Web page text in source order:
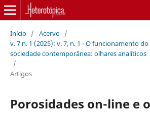
Início / Acervo /
v. 7 n. 1 (2025): v. 7, n. 1 - O funcionamento
sociedade contemporânea: olhares analíticos
/
Artigos
Porosidades on-line e